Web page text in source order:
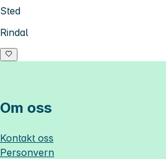
Sted
Rindal
Om oss
Kontakt oss
Personvern